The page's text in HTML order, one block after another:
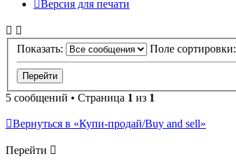
Версия для печати
Показать: Поле сортировки:
5 сообщений • Страница 1 из 1
Вернуться в «Купи-продай/Buy and sell»
Перейти